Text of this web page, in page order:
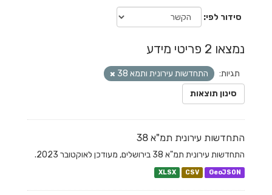
סידור לפי
נמצאו 2 פריטי מידע
תגיות:
התחדשות עירונית ותמא 38
סינון תוצאות
התחדשות עירונית תמ"א 38
התחדשות עירונית תמ"א 38 בירושלים, מעודכן לאוקטובר 2023.
XLSX CSV GeoJSON